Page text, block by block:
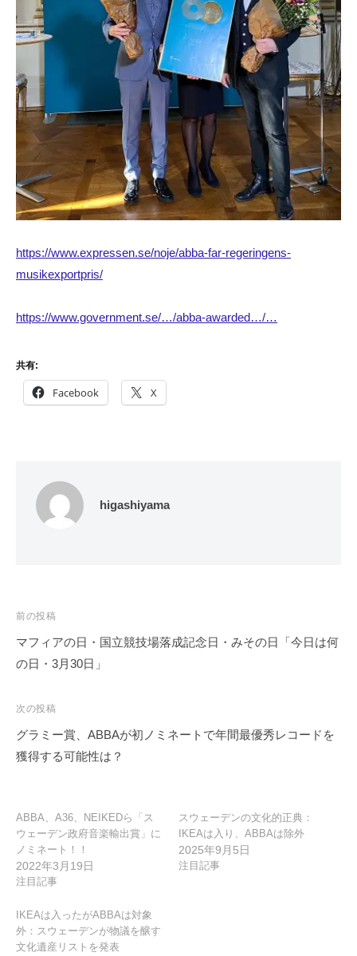
https://www.expressen.se/noje/abba-far-regeringens-
musikexportpris/
https://www.government.se/…/abba-awarded…/…
共有:
Facebook X
higashiyama
投
稿
ナ
ゲ
ー
シ
前の投稿
マフィアの日・国立競技場落成記念日・みその日「今日は何
の日・3月30日」
次の投稿
グラミー賞、ABBAが初ノミネートで年間最優秀レコードを
獲得する可能性は？
ABBA、A36、NEIKEDら「ス
ウェーデン政府音楽輸出賞」に
ノミネート！！
2022年3月19日
注目記事
スウェーデンの文化的正典：
IKEAは入り、ABBAは除外
2025年9月5日
注目記事
IKEAは入ったがABBAは対象
外：スウェーデンが物議を醸す
文化遺産リストを発表